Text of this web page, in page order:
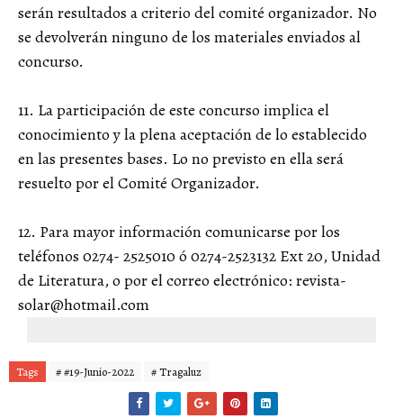
serán resultados a criterio del comité organizador. No
se devolverán ninguno de los materiales enviados al
concurso.
11. La participación de este concurso implica el
conocimiento y la plena aceptación de lo establecido
en las presentes bases. Lo no previsto en ella será
resuelto por el Comité Organizador.
12. Para mayor información comunicarse por los
teléfonos 0274- 2525010 ó 0274-2523132 Ext 20, Unidad
de Literatura, o por el correo electrónico: revista-
solar@hotmail.com
Tags # #19-Junio-2022 # Tragaluz